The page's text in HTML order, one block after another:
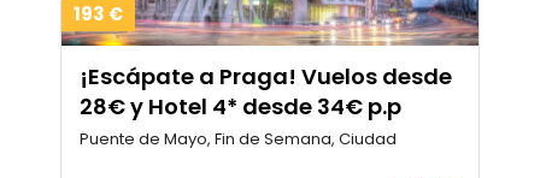
193 €
¡Escápate a Praga! Vuelos desde
28€ y Hotel 4* desde 34€ p.p
Puente de Mayo, Fin de Semana, Ciudad